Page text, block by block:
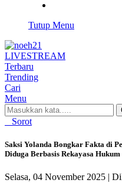
Tutup Menu
LIVESTREAM
Terbaru
Trending
Cari
Menu
Sorot
Saksi Yolanda Bongkar Fakta di
Diduga Berbasis Rekayasa Hukum
Selasa, 04 November 2025 |